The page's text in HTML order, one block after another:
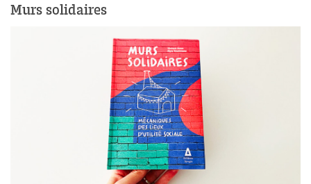
Murs solidaires